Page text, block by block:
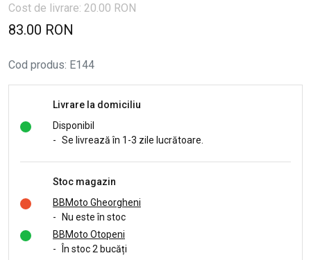
Cost de livrare: 20.00 RON
83.00 RON
Cod produs: E144
Livrare la domiciliu
Disponibil
- Se livrează în 1-3 zile lucrătoare.
Stoc magazin
BBMoto Gheorgheni
-
Nu este în stoc
BBMoto Otopeni
-
În stoc 2 bucăți